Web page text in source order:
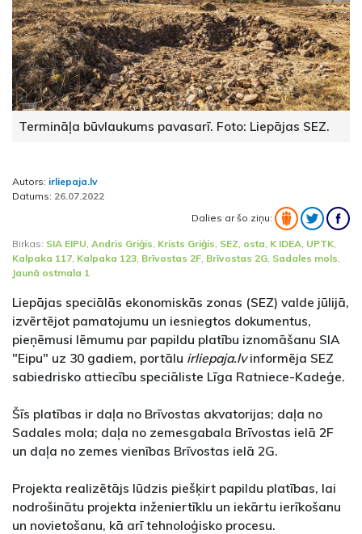
Termināļa būvlaukums pavasarī. Foto: Liepājas SEZ.
Autors: irliepaja.lv
Datums: 26.07.2022
Dalies ar šo ziņu:
Birkas: SIA EIPU Andris Griģis Krists Griģis SEZ osta K IDEA UPTK
Kalpaka 117 Kalpaka 123 Brīvostas 2F Brīvostas 2G Sadales mols
Jaunā ostmala 1
Liepājas speciālās ekonomiskās zonas (SEZ) valde jūlijā,
izvērtējot pamatojumu un iesniegtos dokumentus,
pieņēmusi lēmumu par papildu platību iznomāšanu SIA
"Eipu" uz 30 gadiem, portālu irliepaja.lvinformēja SEZ
sabiedrisko attiecību speciāliste Līga Ratniece-Kadeģe.
Šīs platības ir daļa no Brīvostas akvatorijas; daļa no
Sadales mola; daļa no zemesgabala Brīvostas ielā 2F
un daļa no zemes vienības Brīvostas ielā 2G.
Projekta realizētājs lūdzis piešķirt papildu platības, lai
nodrošinātu projekta inženiertīklu un iekārtu ierīkošanu
un novietošanu, kā arī tehnoloģisko procesu.